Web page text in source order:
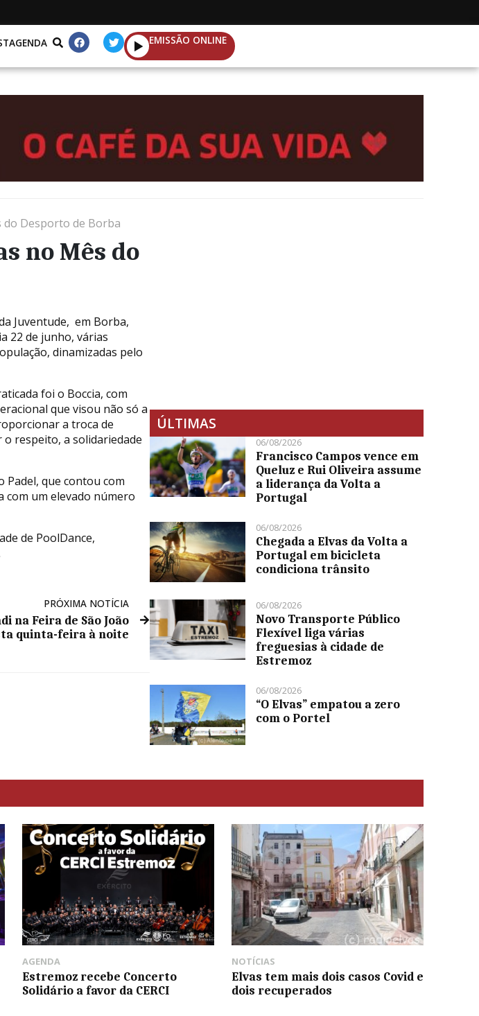
AGENDA EMISSÃO ONLINE
Desporto de Borba
no Mês do
Juventude, em Borba,
22 de junho, várias
dinamizadas pelo
foi o Boccia, com
que visou não só a
a troca de
respeito, a solidariedade
Padel, que contou com
com um elevado número
de PoolDance,
PRÓXIMA NOTÍCIA
na Feira de São João
quinta-feira à noite
ÚLTIMAS
06/08/2026
Francisco Campos vence em
Queluz e Rui Oliveira assume
a liderança da Volta a
Portugal
06/08/2026
Chegada a Elvas da Volta a
Portugal em bicicleta
condiciona trânsito
06/08/2026
Novo Transporte Público
Flexível liga várias
freguesias à cidade de
Estremoz
06/08/2026
“O Elvas” empatou a zero
com o Portel
AGENDA
Estremoz recebe Concerto
Solidário a favor da CERCI
NOTÍCIAS
Elvas tem mais dois casos Covid e
dois recuperados